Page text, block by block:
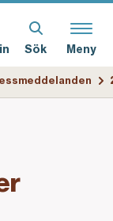
Sök Meny